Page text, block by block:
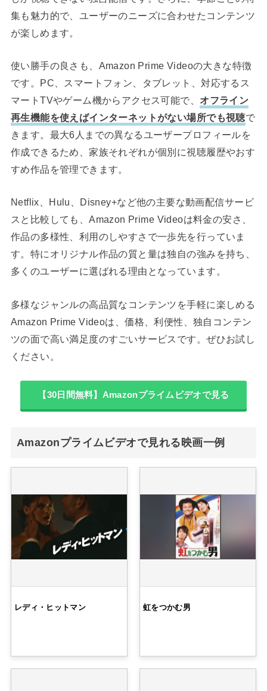
集も魅力的で、ユーザーのニーズに合わせたコンテンツ
が楽しめます。
使い勝手の良さも、Amazon Prime Videoの大きな特徴
です。PC、スマートフォン、タブレット、対応するス
マートTVやゲーム機からアクセス可能で、 オフライン
再生機能を使えばインターネットがない場所でも視聴で
きます。最大6人までの異なるユーザープロフィールを
作成できるため、家族それぞれが個別に視聴履歴やおす
すめ作品を管理できます。
Netflix、Hulu、Disney+など他の主要な動画配信サービ
スと比較しても、Amazon Prime Videoは料金の安さ、
作品の多様性、利用のしやすさで一歩先を行っていま
す。特にオリジナル作品の質と量は独自の強みを持ち、
多くのユーザーに選ばれる理由となっています。
多様なジャンルの高品質なコンテンツを手軽に楽しめる
Amazon Prime Videoは、価格、利便性、独自コンテン
ツの面で高い満足度のすごいサービスです。ぜひお試し
ください。
【30日間無料】Amazonプライムビデオで見る
Amazonプライムビデオで見れる映画一例
レディ・ヒットマン 虹をつかむ男